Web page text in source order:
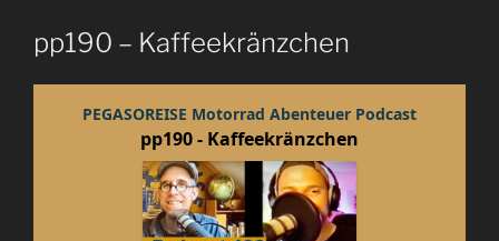
pp190 – Kaffeekränzchen